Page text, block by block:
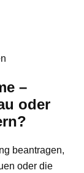
–
oder
beantragen,
oder die